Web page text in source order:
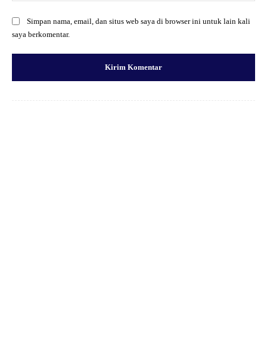
Simpan nama, email, dan situs web saya di browser ini untuk lain kali
saya berkomentar.